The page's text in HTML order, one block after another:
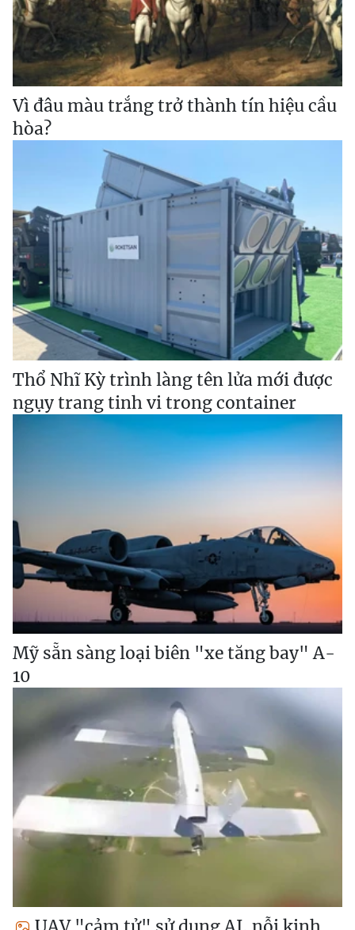
Vì đâu màu trắng trở thành tín hiệu cầu
hòa?
Thổ Nhĩ Kỳ trình làng tên lửa mới được
ngụy trang tinh vi trong container
Mỹ sẵn sàng loại biên "xe tăng bay" A-
10